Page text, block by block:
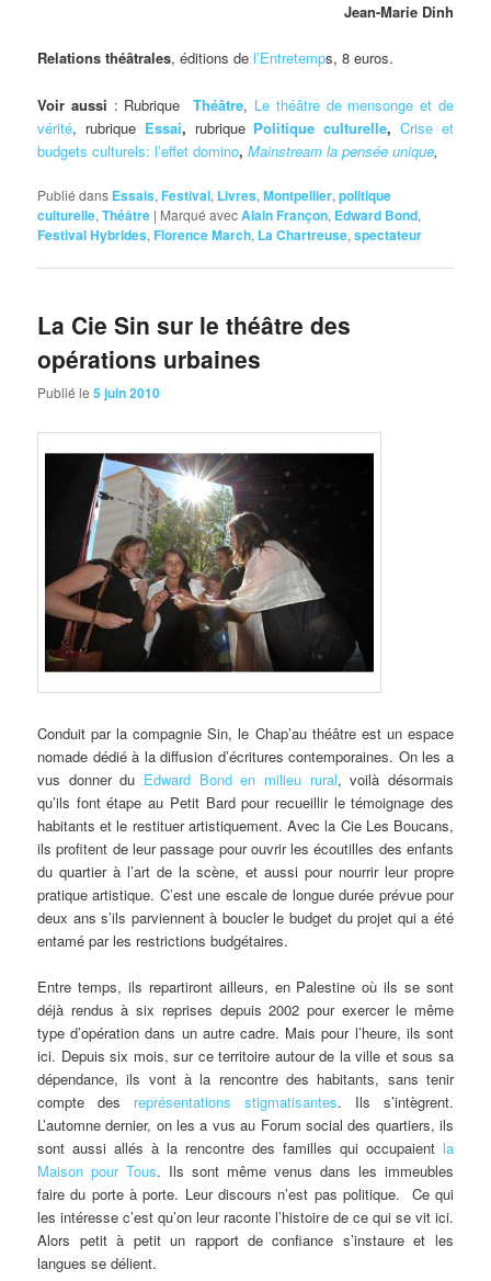
Jean-Marie Dinh
Relations théâtrales, éditions del’Entretemps, 8 euros.
Voir aussi : Rubrique Théâtre, Le théâtre de mensonge et de
vérité, rubrique Essai, rubrique Politique culturelle, Crise et
budgets culturels: l’effet domino,Mainstream la pensée unique,
Publié dans Essais,Festival, Livres,Montpellier,politique
culturelle,Théâtre | Marqué avecAlain Françon, Edward Bond,
Festival Hybrides,Florence March, La Chartreuse,spectateur
La Cie Sin sur le théâtre des
opérations urbaines
Publié le5 juin 2010
Conduit par la compagnie Sin, le Chap’au théâtre est un espace
nomade dédié à la diffusion d’écritures contemporaines. On les a
vus donner du Edward Bond en milieu rural, voilà désormais
qu’ils font étape au Petit Bard pour recueillir le témoignage des
habitants et le restituer artistiquement. Avec la Cie Les Boucans,
ils profitent de leur passage pour ouvrir les écoutilles des enfants
du quartier à l’art de la scène, et aussi pour nourrir leur propre
pratique artistique. C’est une escale de longue durée prévue pour
deux ans s’ils parviennent à boucler le budget du projet qui a été
entamé par les restrictions budgétaires.
Entre temps, ils repartiront ailleurs, en Palestine où ils se sont
déjà rendus à six reprises depuis 2002 pour exercer le même
type d’opération dans un autre cadre. Mais pour l’heure, ils sont
ici. Depuis six mois, sur ce territoire autour de la ville et sous sa
dépendance, ils vont à la rencontre des habitants, sans tenir
compte des représentations stigmatisantes. Ils s’intègrent.
L’automne dernier, on les a vus au Forum social des quartiers, ils
sont aussi allés à la rencontre des familles qui occupaient la
Maison pour Tous. Ils sont même venus dans les immeubles
faire du porte à porte. Leur discours n’est pas politique. Ce qui
les intéresse c’est qu’on leur raconte l’histoire de ce qui se vit ici.
Alors petit à petit un rapport de confiance s’instaure et les
langues se délient.